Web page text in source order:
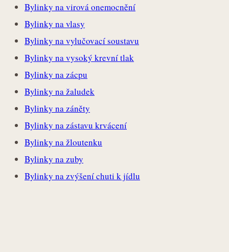
Bylinky na virová onemocnění
Bylinky na vlasy
Bylinky na vylučovací soustavu
Bylinky na vysoký krevní tlak
Bylinky na zácpu
Bylinky na žaludek
Bylinky na záněty
Bylinky na zástavu krvácení
Bylinky na žloutenku
Bylinky na zuby
Bylinky na zvýšení chuti k jídlu